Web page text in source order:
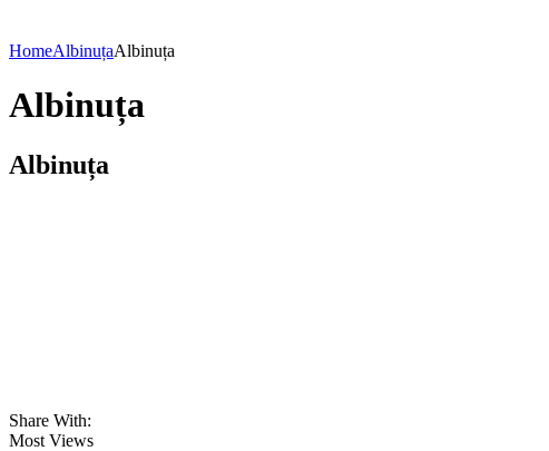
HomeAlbinuțaAlbinuța
Albinuța
Albinuța
Share With:
Most Views